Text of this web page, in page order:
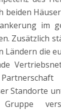
beiden
im
Zusätzlich
Ländern die
Standorte
Gruppe